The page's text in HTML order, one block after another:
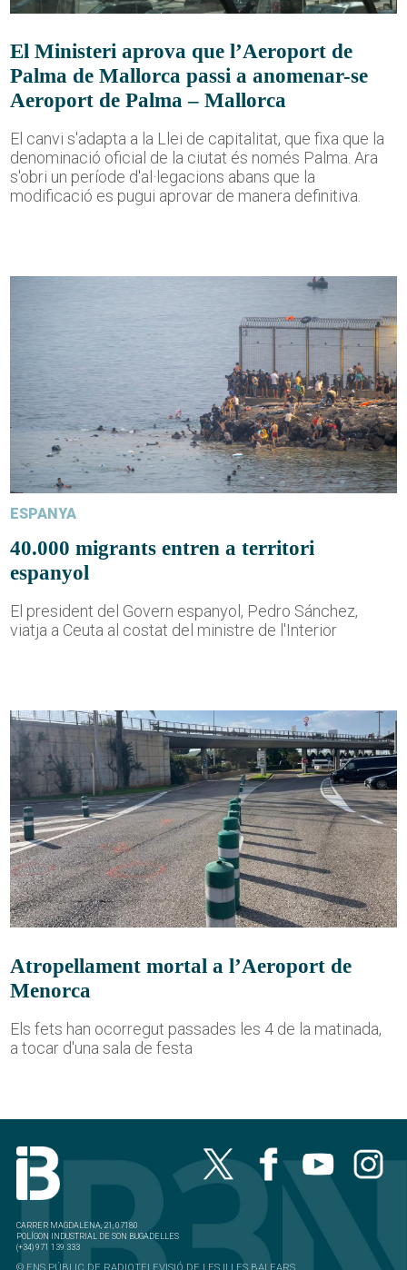
El Ministeri aprova que l’Aeroport de
Palma de Mallorca passi a anomenar-se
Aeroport de Palma – Mallorca
El canvi s'adapta a la Llei de capitalitat, que fixa que la
denominació oficial de la ciutat és només Palma. Ara
s'obri un període d'al·legacions abans que la
modificació es pugui aprovar de manera definitiva.
ESPANYA
40.000 migrants entren a territori
espanyol
El president del Govern espanyol, Pedro Sánchez,
viatja a Ceuta al costat del ministre de l'Interior
Atropellament mortal a l’Aeroport de
Menorca
Els fets han ocorregut passades les 4 de la matinada,
a tocar d'una sala de festa
CARRER MAGDALENA, 21, 07180
POLÍGON INDUSTRIAL DE SON BUGADELLES
(+34) 971 139 333